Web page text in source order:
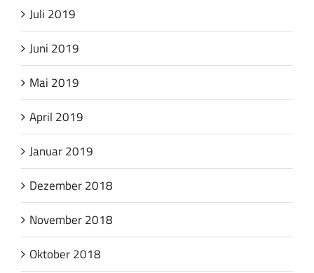
Juli 2019
Juni 2019
Mai 2019
April 2019
Januar 2019
Dezember 2018
November 2018
Oktober 2018